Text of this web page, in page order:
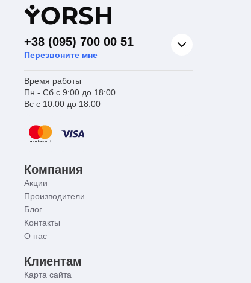
YORSH
+38 (095) 700 00 51
Перезвоните мне
Время работы
Пн - Сб с 9:00 до 18:00
Вс с 10:00 до 18:00
Компания
Акции
Производители
Блог
Контакты
О нас
Клиентам
Карта сайта